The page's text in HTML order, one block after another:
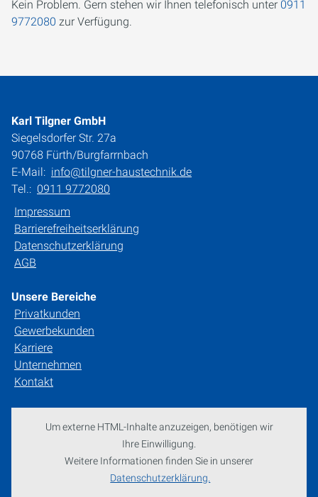
Kein Problem. Gern stehen wir Ihnen telefonisch unter 0911
9772080 zur Verfügung.
Karl Tilgner GmbH
Siegelsdorfer Str. 27a
90768 Fürth/Burgfarrnbach
E-Mail: info@tilgner-haustechnik.de
Tel.: 0911 9772080
Impressum
Barrierefreiheitserklärung
Datenschutzerklärung
AGB
Unsere Bereiche
Privatkunden
Gewerbekunden
Karriere
Unternehmen
Kontakt
Um externe HTML-Inhalte anzuzeigen, benötigen wir
Ihre Einwilligung.
Weitere Informationen finden Sie in unserer
Datenschutzerklärung.